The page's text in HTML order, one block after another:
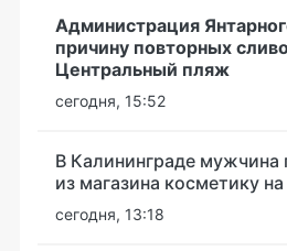
Администрация
причину повторных
Центральный пляж
сегодня, 15:52
В Калининграде мужчина
из магазина косметику
сегодня, 13:18